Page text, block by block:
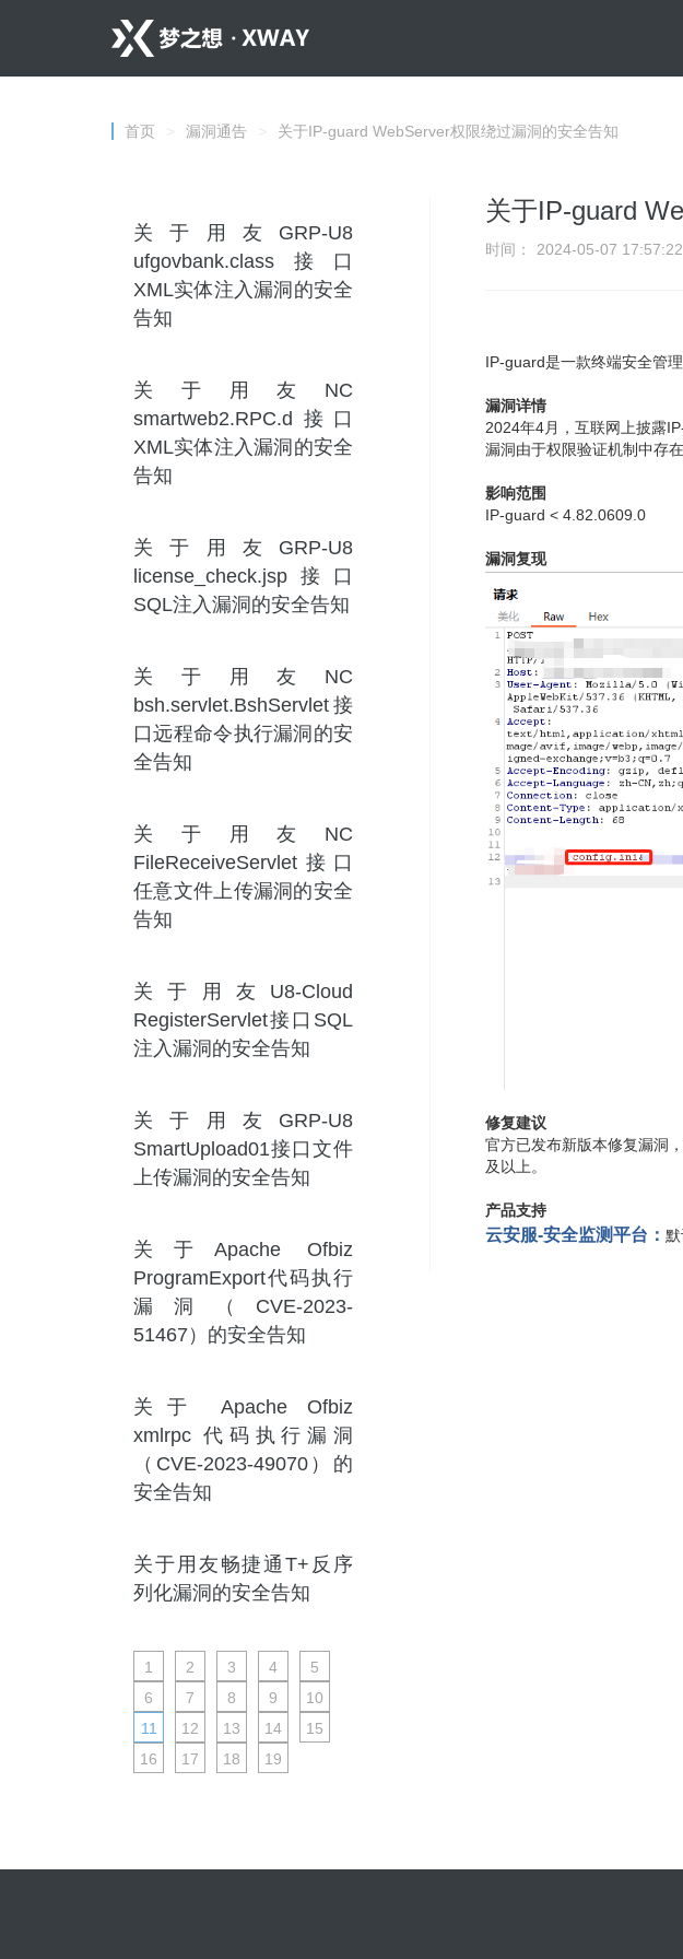
首页 漏洞通告 关于IP-guard WebServer权限绕过漏洞的安全告知
关于用友GRP-U8
ufgovbank.class接口
XML实体注入漏洞的安全
告知
关于用友NC
smartweb2.RPC.d接口
XML实体注入漏洞的安全
告知
关于用友GRP-U8
license_check.jsp接口
SQL注入漏洞的安全告知
关于用友NC
bsh.servlet.BshServlet接
口远程命令执行漏洞的安
全告知
关于用友NC
FileReceiveServlet接口
任意文件上传漏洞的安全
告知
关于用友U8-Cloud
RegisterServlet接口SQL
注入漏洞的安全告知
关于用友GRP-U8
SmartUpload01接口文件
上传漏洞的安全告知
关于Apache Ofbiz
ProgramExport代码执行
漏洞（CVE-2023-
51467）的安全告知
关于 Apache Ofbiz
xmlrpc 代码执行漏洞
（CVE-2023-49070）的
安全告知
关于用友畅捷通T+反序
列化漏洞的安全告知
1 2 3 4
5
6
7 8 9
10
11
12 13 14
15
16
17 18 19
关于IP-guard
时间： 2024-05-07 17:57:22
IP-guard是一款终端安全管
漏洞详情
2024年4月，互联网上披露
漏洞由于权限验证机制中存
影响范围
IP-guard < 4.82.0609.0
漏洞复现
修复建议
官方已发布新版本修复漏洞
及以上。
产品支持
云安服-安全监测平台：